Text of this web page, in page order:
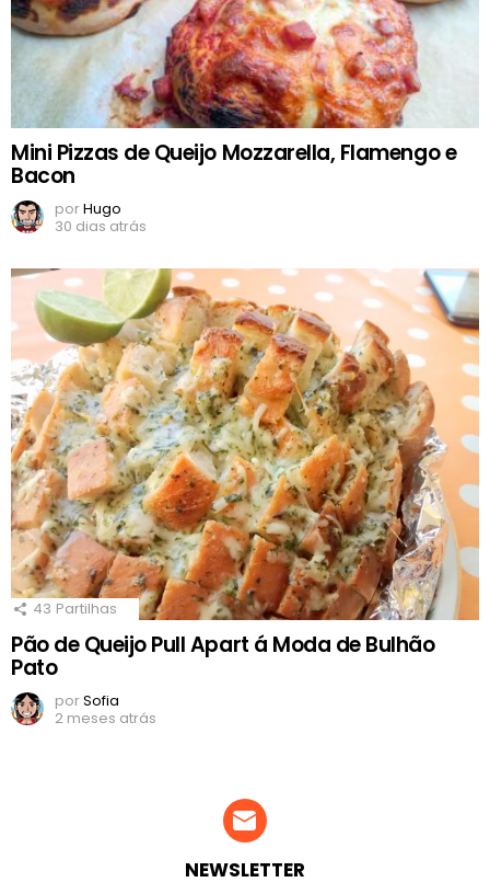
Mini Pizzas de Queijo Mozzarella, Flamengo e
Bacon
porHugo
30 dias atrás
43 Partilhas
Pão de Queijo Pull Apart á Moda de Bulhão
Pato
porSofia
2 meses atrás
NEWSLETTER